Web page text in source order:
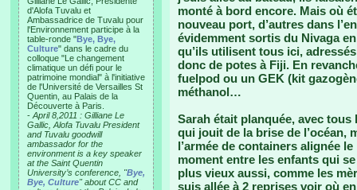
d'Alofa Tuvalu et
Ambassadrice de Tuvalu pour
l'Environnement participe à la
table-ronde "Bye, Bye,
Culture" dans le cadre du
colloque "Le changement
climatique un défi pour le
patrimoine mondial" à l'initiative
de l'Université de Versailles St
Quentin, au Palais de la
Découverte à Paris.
- April 8,2011 : Gilliane Le
Gallic, Alofa Tuvalu President
and Tuvalu goodwill
ambassador for the
environment is a key speaker
at the Saint Quentin
University’s conference, "Bye,
Bye, Culture" about CC and
monté à bord encore. Mais où
nouveau port, d’autres dans
évidemment sortis du Nivaga
qu’ils utilisent tous ici,
donc de potes à Fiji. En
fuelpod ou un GEK (kit
méthanol…
Sarah était planquée, avec
qui jouit de la brise de l’océan,
l’armée de containers alignée
moment entre les enfants qui
plus vieux aussi, comme les
suis allée à 2 reprises voir où